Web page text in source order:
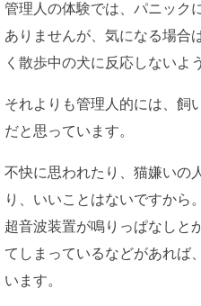
管理人の体験では、パニック
ありませんが、気になる場合
く散歩中の犬に反応しないよ
それよりも管理人的には、飼
だと思っています。
不快に思われたり、猫嫌いの
り、いいことはないですから。
超音波装置が鳴りっぱなしと
てしまっているなどがあれば
います。